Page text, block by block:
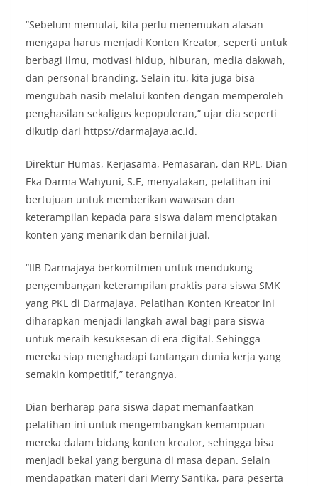
“Sebelum memulai, kita perlu menemukan alasan
mengapa harus menjadi Konten Kreator, seperti untuk
berbagi ilmu, motivasi hidup, hiburan, media dakwah,
dan personal branding. Selain itu, kita juga bisa
mengubah nasib melalui konten dengan memperoleh
penghasilan sekaligus kepopuleran,” ujar dia seperti
dikutip dari https://darmajaya.ac.id.
Direktur Humas, Kerjasama, Pemasaran, dan RPL, Dian
Eka Darma Wahyuni, S.E, menyatakan, pelatihan ini
bertujuan untuk memberikan wawasan dan
keterampilan kepada para siswa dalam menciptakan
konten yang menarik dan bernilai jual.
“IIB Darmajaya berkomitmen untuk mendukung
pengembangan keterampilan praktis para siswa SMK
yang PKL di Darmajaya. Pelatihan Konten Kreator ini
diharapkan menjadi langkah awal bagi para siswa
untuk meraih kesuksesan di era digital. Sehingga
mereka siap menghadapi tantangan dunia kerja yang
semakin kompetitif,” terangnya.
Dian berharap para siswa dapat memanfaatkan
pelatihan ini untuk mengembangkan kemampuan
mereka dalam bidang konten kreator, sehingga bisa
menjadi bekal yang berguna di masa depan. Selain
mendapatkan materi dari Merry Santika, para peserta